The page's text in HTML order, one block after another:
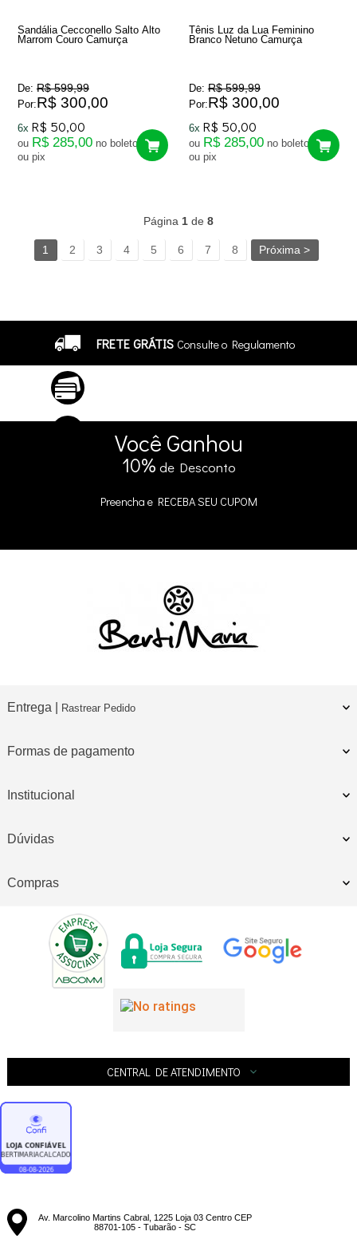
Sandália Cecconello Salto Alto
Marrom Couro Camurça
De: R$ 599,99
Por:R$ 300,00
6x R$ 50,00
ou R$ 285,00 no boleto
ou pix
Tênis Luz da Lua Feminino
Branco Netuno Camurça
De: R$ 599,99
Por:R$ 300,00
6x R$ 50,00
ou R$ 285,00 no boleto
ou pix
Página 1de 8
1 2 3 4 5 6 7 8 Próxima >
FRETE GRÁTIS Consulte o Regulamento
5% DE DESCONTO no Pix e Boleto
Você Ganhou
10% de Desconto
Preencha e RECEBA SEU CUPOM
Entrega | Rastrear Pedido
Formas de pagamento
Institucional
Dúvidas
Compras
CENTRAL DE ATENDIMENTO
Av. Marcolino Martins Cabral, 1225 Loja 03 Centro CEP
88701-105 - Tubarão - SC